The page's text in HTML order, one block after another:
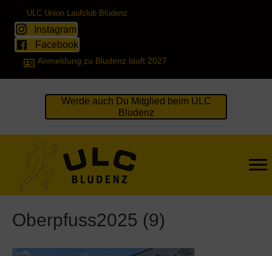
ULC Union Laufclub Bludenz
Instagram
Facebook
Anmeldung zu Bludenz läuft 2027
Werde auch Du Mitglied beim ULC
Bludenz
Oberpfuss2025 (9)